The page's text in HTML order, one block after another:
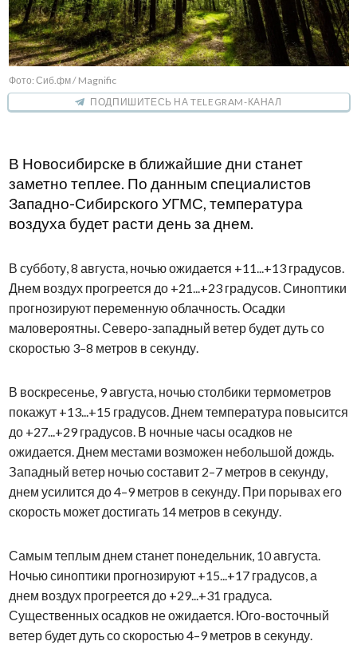
Фото: Сиб.фм / Magnific
ПОДПИШИТЕСЬ НА TELEGRAM-КАНАЛ
В Новосибирске в ближайшие дни станет
заметно теплее. По данным специалистов
Западно-Сибирского УГМС, температура
воздуха будет расти день за днем.
В субботу, 8 августа, ночью ожидается +11...+13 градусов.
Днем воздух прогреется до +21...+23 градусов. Синоптики
прогнозируют переменную облачность. Осадки
маловероятны. Северо-западный ветер будет дуть со
скоростью 3–8 метров в секунду.
В воскресенье, 9 августа, ночью столбики термометров
покажут +13...+15 градусов. Днем температура повысится
до +27...+29 градусов. В ночные часы осадков не
ожидается. Днем местами возможен небольшой дождь.
Западный ветер ночью составит 2–7 метров в секунду,
днем усилится до 4–9 метров в секунду. При порывах его
скорость может достигать 14 метров в секунду.
Самым теплым днем станет понедельник, 10 августа.
Ночью синоптики прогнозируют +15...+17 градусов, а
днем воздух прогреется до +29...+31 градуса.
Существенных осадков не ожидается. Юго-восточный
ветер будет дуть со скоростью 4–9 метров в секунду.